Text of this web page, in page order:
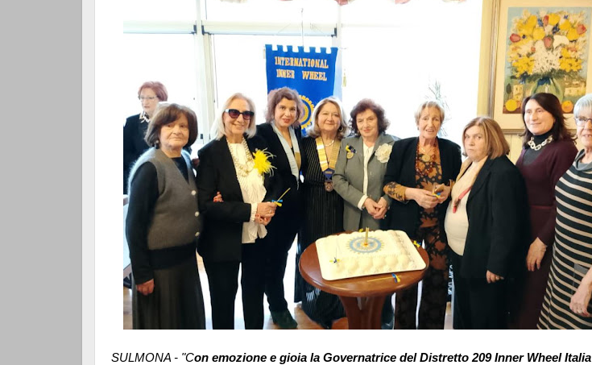
SULMONA - "Con emozione e gioia la Governatrice del Distretto 209 Inner Wheel Italia